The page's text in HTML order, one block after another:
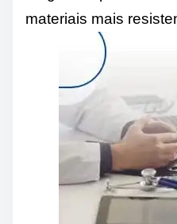
materiais mais